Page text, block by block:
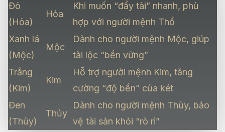
Đỏ
(Hỏa)
Hỏa
Khi muốn “đẩy tài” nhanh, phù
hợp với người mệnh Thổ
Xanh lá
(Mộc)
Mộc
Dành cho người mệnh Mộc, giúp
tài lộc “bền vững”
Trắng
(Kim)
Kim
Hỗ trợ người mệnh Kim, tăng
cường “độ bền” của két
Đen
(Thủy)
Thủy
Dành cho người mệnh Thủy, bảo
vệ tài sản khỏi “rò rỉ”